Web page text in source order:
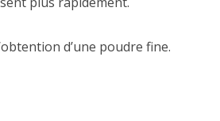
d’une poudre fine.